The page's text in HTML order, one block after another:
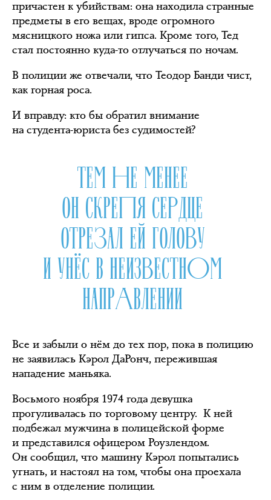
причастен к убийствам: она находила странные
предметы в его вещах, вроде огромного
мясницкого ножа или гипса. Кроме того, Тед
стал постоянно куда-то отлучаться по ночам.
В полиции же отвечали, что Теодор Банди чист,
как горная роса.
И вправду: кто бы обратил внимание
на студента-юриста без судимостей?
ТЕМ НЕ МЕНЕЕ
ОН СКРЕПЯ СЕРДЦЕ
ОТРЕЗАЛ ЕЙ ГОЛОВУ
И УНЁС В НЕИЗВЕСТНОМ
НАПРАВЛЕНИИ
Все и забыли о нём до тех пор, пока в полицию
не заявилась Кэрол ДаРонч, пережившая
нападение маньяка.
Восьмого ноября 1974 года девушка
прогуливалась по торговому центру. К ней
подбежал мужчина в полицейской форме
и представился офицером Роузлендом.
Он сообщил, что машину Кэрол попытались
угнать, и настоял на том, чтобы она проехала
с ним в отделение полиции.